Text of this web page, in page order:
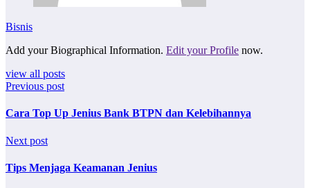
Bisnis
Add your Biographical Information. Edit your Profile now.
view all posts
Previous post
Cara Top Up Jenius Bank BTPN dan Kelebihannya
Next post
Tips Menjaga Keamanan Jenius